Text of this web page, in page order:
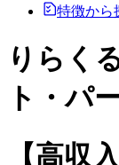
特徴から
りらく
ト・パ
【高収